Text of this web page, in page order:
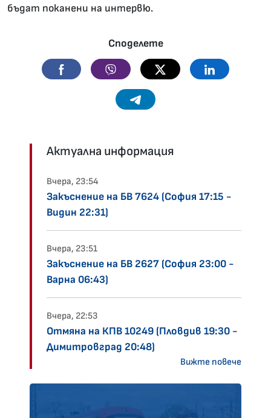
бъдат поканени на интервю.
Споделете
Facebook Viber Twitter Linkedin
Telegram
Актуална информация
Вчера, 23:54
Закъснение на БВ 7624 (София 17:15 -
Видин 22:31)
Вчера, 23:51
Закъснение на БВ 2627 (София 23:00 -
Варна 06:43)
Вчера, 22:53
Отмяна на КПВ 10249 (Пловдив 19:30 -
Димитровград 20:48)
Вижте повече